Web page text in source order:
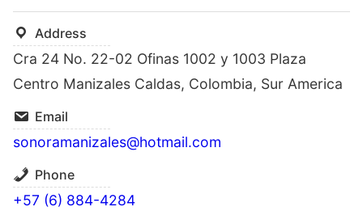
Address
Cra 24 No. 22-02 Ofinas 1002 y 1003 Plaza
Centro Manizales Caldas, Colombia, Sur America
Email
sonoramanizales@hotmail.com
Phone
+57 (6) 884-4284